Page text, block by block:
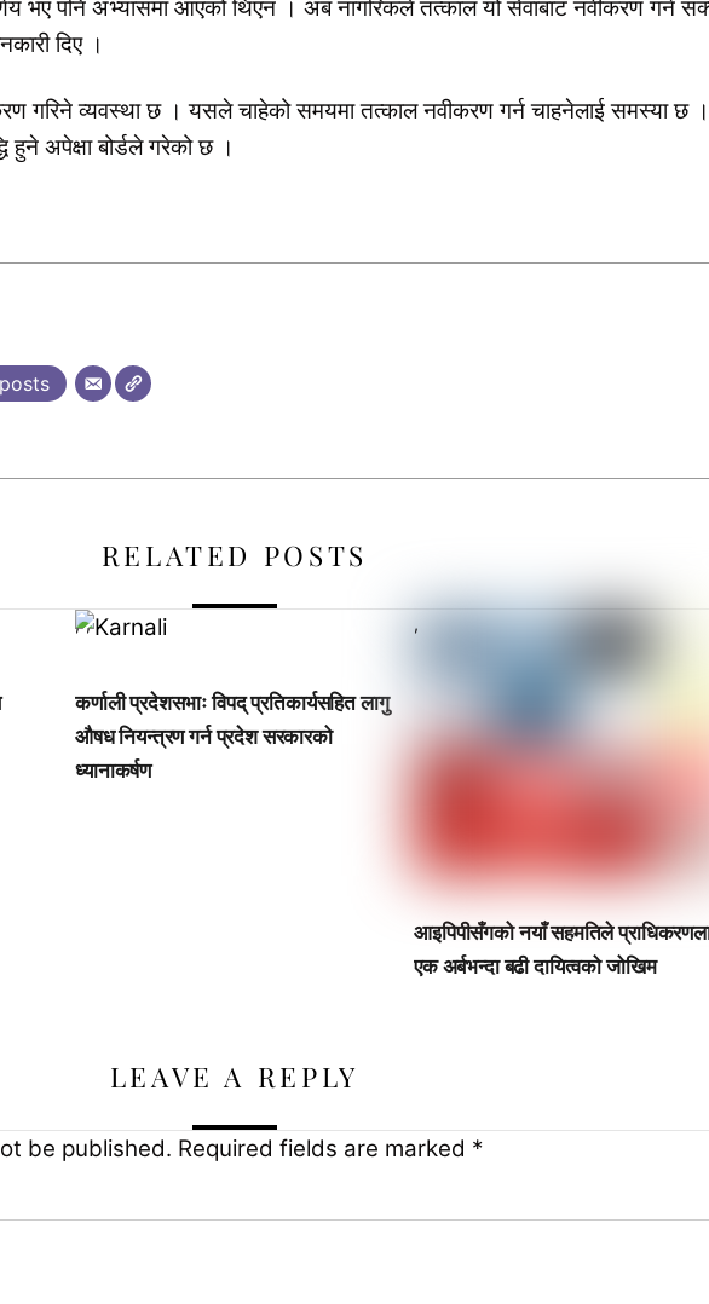
भए पनि अभ्यासमा आएको थिएन । अब नागरिकले तत्काल यो सेवाबाट नवीकरण गर्न
दिए ।
गरिने व्यवस्था छ । यसले चाहेको समयमा तत्काल नवीकरण गर्न चाहनेलाई समस्या छ ।
हुने अपेक्षा बोर्डले गरेको छ ।
RELATED POSTS
,,
कर्णाली प्रदेशसभाः विपद् प्रतिकार्यसहित लागु
औषध नियन्त्रण गर्न प्रदेश सरकारको
ध्यानाकर्षण
,
आइपिपीसँगको नयाँ सहमतिले
एक अर्बभन्दा बढी दायित्वको जोखिम
LEAVE A REPLY
be published. Required fields are marked *